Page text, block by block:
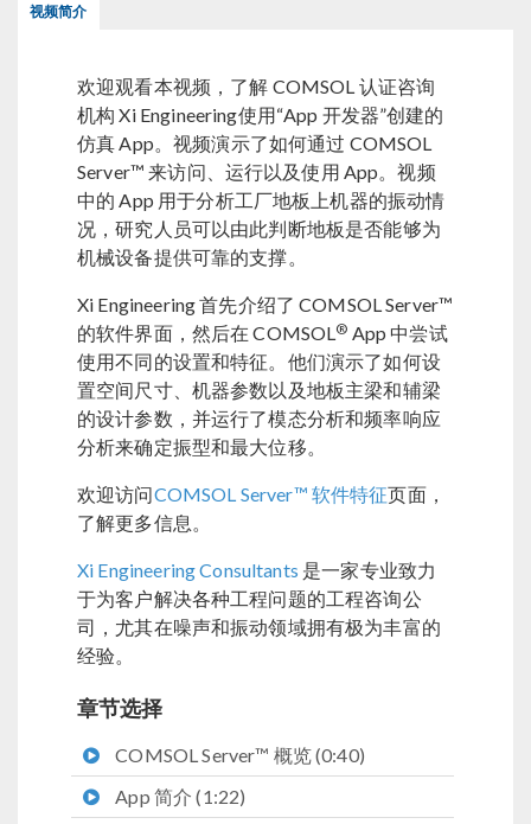
视频简介
欢迎观看本视频，了解 COMSOL 认证咨询
机构 Xi Engineering使用“App 开发器”创建的
仿真 App。视频演示了如何通过 COMSOL
Server™ 来访问、运行以及使用 App。视频
中的 App 用于分析工厂地板上机器的振动情
况，研究人员可以由此判断地板是否能够为
机械设备提供可靠的支撑。
Xi Engineering 首先介绍了 COMSOL Server™
的软件界面，然后在 COMSOL® App 中尝试
使用不同的设置和特征。他们演示了如何设
置空间尺寸、机器参数以及地板主梁和辅梁
的设计参数，并运行了模态分析和频率响应
分析来确定振型和最大位移。
欢迎访问COMSOL Server™ 软件特征页面，
了解更多信息。
Xi Engineering Consultants 是一家专业致力
于为客户解决各种工程问题的工程咨询公
司，尤其在噪声和振动领域拥有极为丰富的
经验。
章节选择
COMSOL Server™ 概览 (0:40)
App 简介 (1:22)